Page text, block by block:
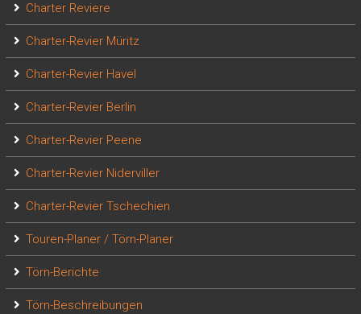
Charter Reviere
Charter-Revier Müritz
Charter-Revier Havel
Charter-Revier Berlin
Charter-Revier Peene
Charter-Revier Niderviller
Charter-Revier Tschechien
Touren-Planer / Törn-Planer
Törn-Berichte
Törn-Beschreibungen